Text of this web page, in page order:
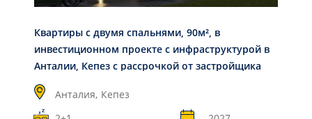
Квартиры с двумя спальнями, 90м², в
инвестиционном проекте с инфраструктурой в
Анталии, Кепез с рассрочкой от застройщика
Анталия, Кепез